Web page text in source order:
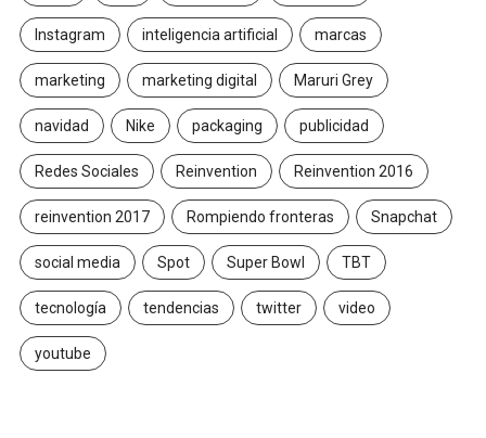
Instagram inteligencia artificial marcas
marketing marketing digital Maruri Grey
navidad Nike packaging publicidad
Redes Sociales Reinvention Reinvention 2016
reinvention 2017 Rompiendo fronteras Snapchat
social media Spot Super Bowl TBT
tecnología tendencias twitter video
youtube